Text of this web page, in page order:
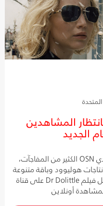
المشاهدين
سيحمل شهر يناير المقبل لمشاهدي OSN الكثير من المفاجآت،
هوليوود وباقة متنوعة
من الأفلام الدرامية والكوميدية مثل فيلم Dr Dolittle على قناة